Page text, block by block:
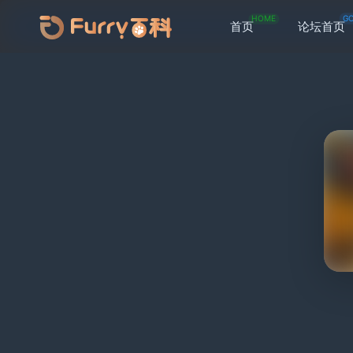
首页
HOME
论坛首页